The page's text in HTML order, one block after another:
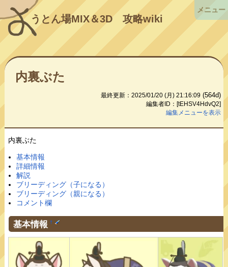
うとん場MIX＆3D攻略wiki
内裏ぶた
最終更新：2025/01/20 (月) 21:16:09 (564d)
編集者ID：[tEHSV4HdvQ2]
編集メニューを表示
内裏ぶた
基本情報
詳細情報
解説
ブリーディング（子になる）
ブリーディング（親になる）
コメント欄
基本情報 †
メニュー